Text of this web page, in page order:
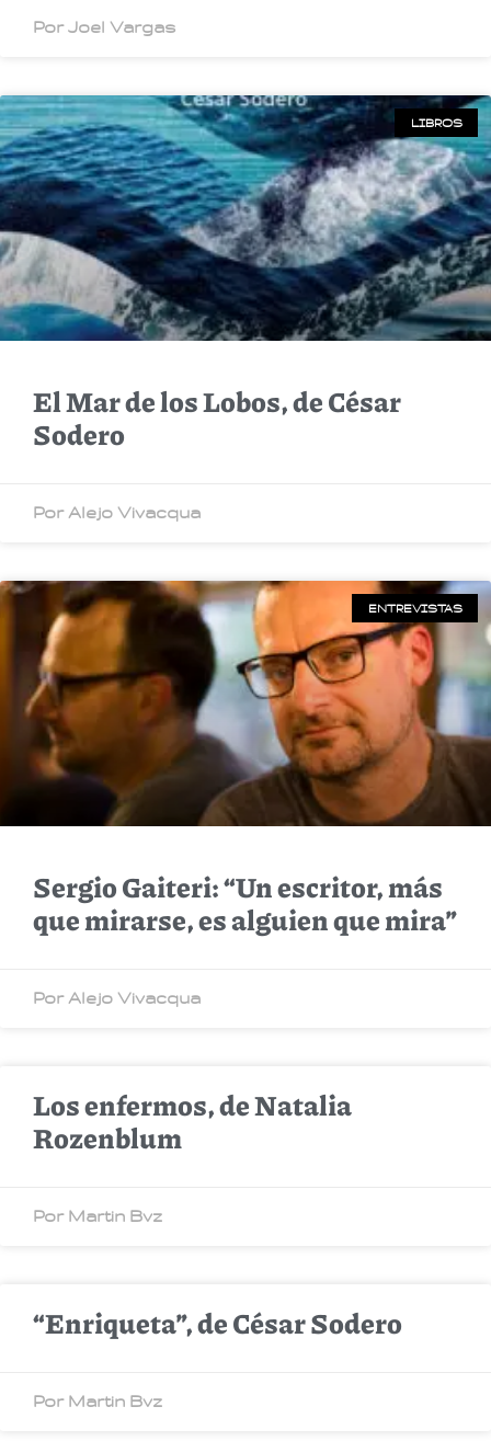
Por Joel Vargas
LIBROS
El Mar de los Lobos, de César
Sodero
Por Alejo Vivacqua
ENTREVISTAS
Sergio Gaiteri: “Un escritor, más
que mirarse, es alguien que mira”
Por Alejo Vivacqua
Los enfermos, de Natalia
Rozenblum
Por Martin Bvz
“Enriqueta”, de César Sodero
Por Martin Bvz